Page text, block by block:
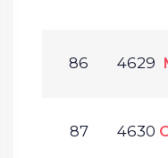
86 4629
87 4630